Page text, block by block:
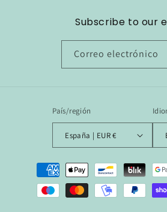
Subscribe to our
Correo electrónico
País/región
España | EUR €
Formas
pago